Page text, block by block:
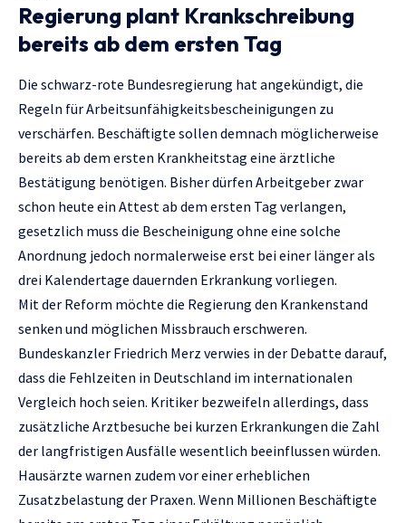
Regierung plant Krankschreibung
bereits ab dem ersten Tag
Die schwarz-rote Bundesregierung hat angekündigt, die
Regeln für Arbeitsunfähigkeitsbescheinigungen zu
verschärfen. Beschäftigte sollen demnach möglicherweise
bereits ab dem ersten Krankheitstag eine ärztliche
Bestätigung benötigen. Bisher dürfen Arbeitgeber zwar
schon heute ein Attest ab dem ersten Tag verlangen,
gesetzlich muss die Bescheinigung ohne eine solche
Anordnung jedoch normalerweise erst bei einer länger als
drei Kalendertage dauernden Erkrankung vorliegen.
Mit der Reform möchte die Regierung den Krankenstand
senken und möglichen Missbrauch erschweren.
Bundeskanzler Friedrich Merz verwies in der Debatte darauf,
dass die Fehlzeiten in Deutschland im internationalen
Vergleich hoch seien. Kritiker bezweifeln allerdings, dass
zusätzliche Arztbesuche bei kurzen Erkrankungen die Zahl
der langfristigen Ausfälle wesentlich beeinflussen würden.
Hausärzte warnen zudem vor einer erheblichen
Zusatzbelastung der Praxen. Wenn Millionen Beschäftigte